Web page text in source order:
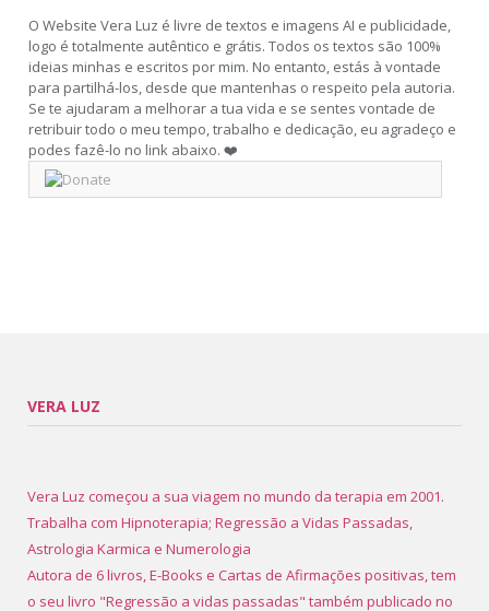
O Website Vera Luz é livre de textos e imagens AI e publicidade,
logo é totalmente autêntico e grátis. Todos os textos são 100%
ideias minhas e escritos por mim. No entanto, estás à vontade
para partilhá-los, desde que mantenhas o respeito pela autoria.
Se te ajudaram a melhorar a tua vida e se sentes vontade de
retribuir todo o meu tempo, trabalho e dedicação, eu agradeço e
podes fazê-lo no link abaixo. ❤️
VERA LUZ
Vera Luz começou a sua viagem no mundo da terapia em 2001.
Trabalha com Hipnoterapia; Regressão a Vidas Passadas,
Astrologia Karmica e Numerologia
Autora de 6 livros, E-Books e Cartas de Afirmações positivas, tem
o seu livro "Regressão a vidas passadas" também publicado no